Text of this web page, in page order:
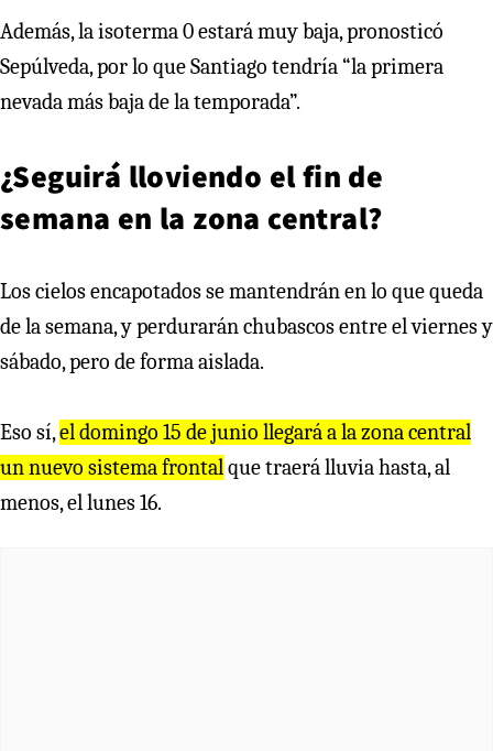
Además, la isoterma 0 estará muy baja, pronosticó
Sepúlveda, por lo que Santiago tendría “la primera
nevada más baja de la temporada”.
¿Seguirá lloviendo el fin de
semana en la zona central?
Los cielos encapotados se mantendrán en lo que queda
de la semana, y perdurarán chubascos entre el viernes y
sábado, pero de forma aislada.
Eso sí,el domingo 15 de junio llegará a la zona central
un nuevo sistema frontalque traerá lluvia hasta, al
menos, el lunes 16.